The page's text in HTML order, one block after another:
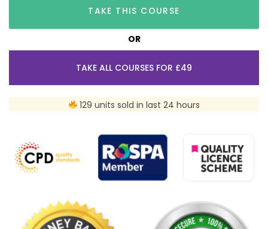
TAKE THIS COURSE
OR
TAKE ALL COURSES FOR £49
129 units sold in last 24 hours